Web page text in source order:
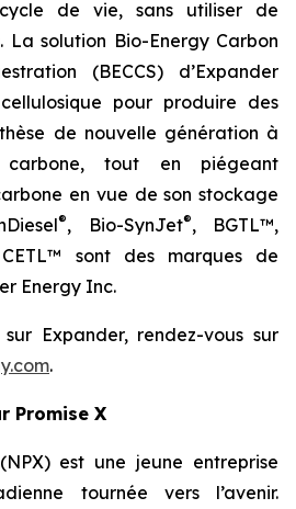
de vie, sans utiliser de
La solution Bio-Energy Carbon
(BECCS) d’Expander
pour produire des
de nouvelle génération à
tout en piégeant
en vue de son stockage
®, Bio-SynJet®, BGTL™,
sont des marques de
Energy Inc.
Expander, rendez-vous sur
.
Promise X
est une jeune entreprise
tournée vers l’avenir.